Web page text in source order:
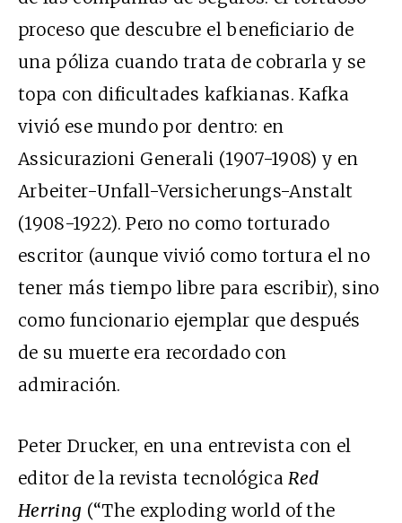
proceso que descubre el beneficiario de
una póliza cuando trata de cobrarla y se
topa con dificultades kafkianas. Kafka
vivió ese mundo por dentro: en
Assicurazioni Generali (1907-1908) y en
Arbeiter-Unfall-Versicherungs-Anstalt
(1908-1922). Pero no como torturado
escritor (aunque vivió como tortura el no
tener más tiempo libre para escribir), sino
como funcionario ejemplar que después
de su muerte era recordado con
admiración.
Peter Drucker, en una entrevista con el
editor de la revista tecnológica Red
Herring (“The exploding world of the